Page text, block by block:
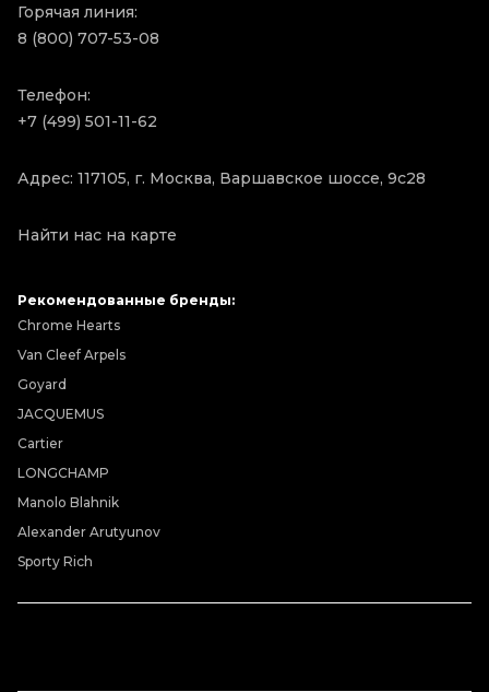
Горячая линия:
8 (800) 707-53-08
Телефон:
+7 (499) 501-11-62
Адрес: 117105, г. Москва, Варшавское шоссе, 9с28
Найти нас на карте
Рекомендованные бренды:
Chrome Hearts
Van Cleef Arpels
Goyard
JACQUEMUS
Cartier
LONGCHAMP
Manolo Blahnik
Alexander Arutyunov
Sporty Rich